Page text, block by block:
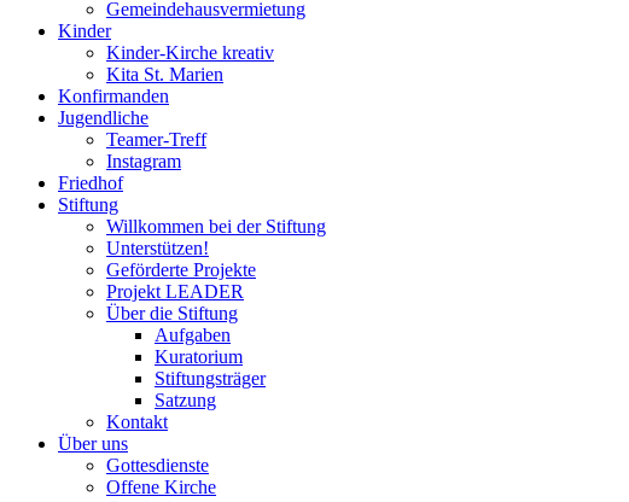
Gemeindehausvermietung
Kinder
Kinder-Kirche kreativ
Kita St. Marien
Konfirmanden
Jugendliche
Teamer-Treff
Instagram
Friedhof
Stiftung
Willkommen bei der Stiftung
Unterstützen!
Geförderte Projekte
Projekt LEADER
Über die Stiftung
Aufgaben
Kuratorium
Stiftungsträger
Satzung
Kontakt
Über uns
Gottesdienste
Offene Kirche